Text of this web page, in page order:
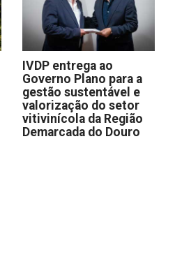
IVDP entrega ao
Governo Plano para a
gestão sustentável e
valorização do setor
vitivinícola da Região
Demarcada do Douro